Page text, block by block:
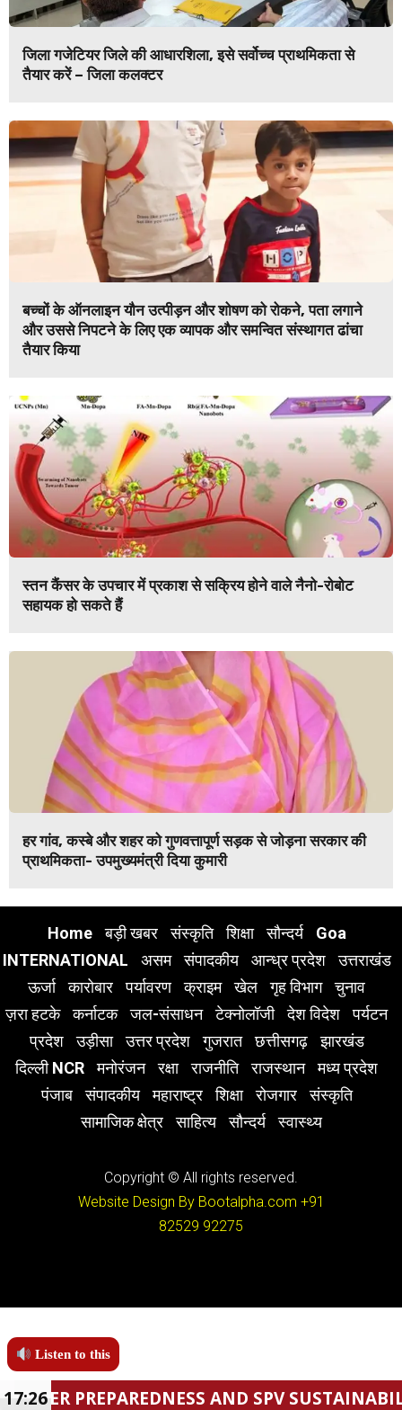
जिला गजेटियर जिले की आधारशिला, इसे सर्वोच्च प्राथमिकता से
तैयार करें – जिला कलक्टर
बच्चों के ऑनलाइन यौन उत्पीड़न और शोषण को रोकने, पता लगाने
और उससे निपटने के लिए एक व्यापक और समन्वित संस्थागत ढांचा
तैयार किया
स्तन कैंसर के उपचार में प्रकाश से सक्रिय होने वाले नैनो-रोबोट
सहायक हो सकते हैं
हर गांव, कस्बे और शहर को गुणवत्तापूर्ण सड़क से जोड़ना सरकार की
प्राथमिकता- उपमुख्यमंत्री दिया कुमारी
Home बड़ी खबर संस्कृति शिक्षा सौन्दर्य
Goa
INTERNATIONAL
असम संपादकीय आन्ध्र प्रदेश
उत्तराखंड
ऊर्जा
कारोबार पर्यावरण क्राइम खेल गृह विभाग
चुनाव
ज़रा हटके
कर्नाटक जल-संसाधन टेक्नोलॉजी देश विदेश
पर्यटन
प्रदेश
उड़ीसा उत्तर प्रदेश गुजरात छत्तीसगढ़
झारखंड
दिल्ली NCR
मनोरंजन रक्षा राजनीति राजस्थान
मध्य प्रदेश
पंजाब
संपादकीय महाराष्ट्र शिक्षा रोजगार
संस्कृति
सामाजिक क्षेत्र
साहित्य सौन्दर्य स्वास्थ्य
Copyright © All rights reserved.
Website Design By Bootalpha.com +91
82529 92275
Listen to this
AND SPV SUSTAINABILITY.
17:26